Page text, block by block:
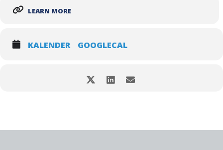
LEARN MORE
KALENDER GOOGLECAL